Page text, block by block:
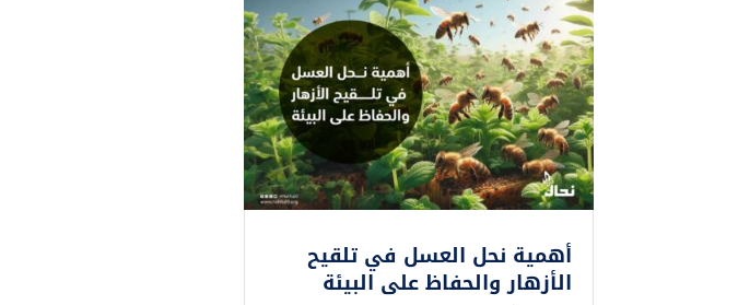
أهمية نحل العسل في تلقيح
الأزهار والحفاظ على البيئة